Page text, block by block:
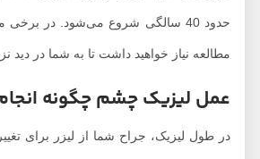
حدود 40 سالگی شروع می‌شود. در برخی
مطالعه نیاز خواهید داشت تا به شما در دید
عمل لیزیک چشم چگونه انجام
در طول لیزیک، جراح شما از لیزر برای تغییر